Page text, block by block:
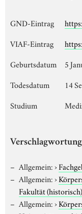
GND-Eintrag
VIAF-Eintrag
Geburtsdatum
5
Todesdatum
14
Studium
Verschlagwortung
Allgemein:›
Allgemein:›
Fakultät (historisch)
Allgemein:›